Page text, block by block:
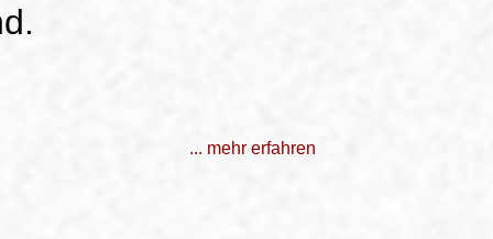
... mehr erfahren